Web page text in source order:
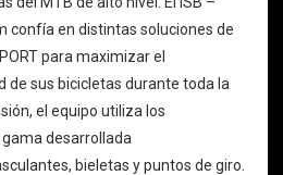
confía en distintas soluciones de
para maximizar el
de sus bicicletas durante toda la
el equipo utiliza los
desarrollada
bieletas y puntos de giro.